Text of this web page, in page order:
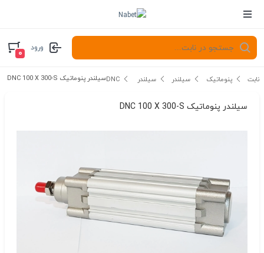
ورود
۰
نابت پنوماتیک سیلندر سیلندر DNC سیلندر پنوماتیک DNC 100 X 300-S
سیلندر پنوماتیک DNC 100 X 300-S